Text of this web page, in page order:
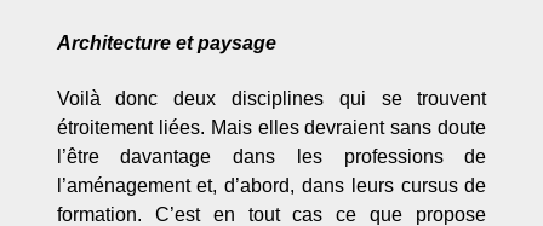
Architecture et paysage
Voilà donc deux disciplines qui se trouvent
étroitement liées. Mais elles devraient sans doute
l’être davantage dans les professions de
l’aménagement et, d’abord, dans leurs cursus de
formation. C’est en tout cas ce que propose